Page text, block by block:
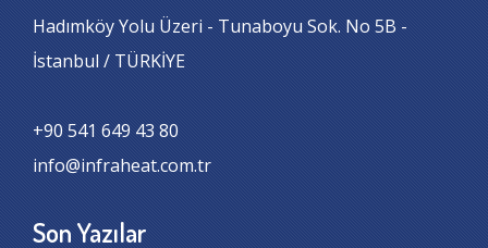
Hadımköy Yolu Üzeri - Tunaboyu Sok. No 5B -
İstanbul / TÜRKİYE
+90 541 649 43 80
info@infraheat.com.tr
Son Yazılar